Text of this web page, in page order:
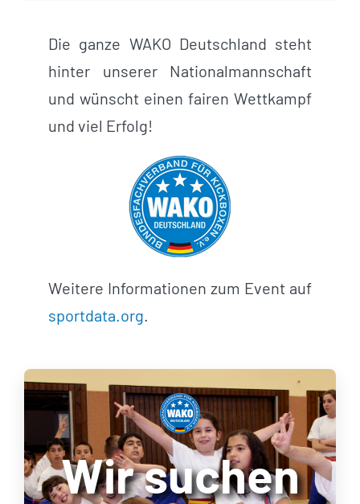
Die ganze WAKO Deutschland steht
hinter unserer Nationalmannschaft
und wünscht einen fairen Wettkampf
und viel Erfolg!
Weitere Informationen zum Event auf
sportdata.org
Wir suchen